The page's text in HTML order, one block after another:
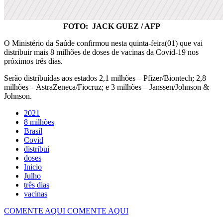
FOTO: JACK GUEZ / AFP
O Ministério da Saúde confirmou nesta quinta-feira(01) que vai
distribuir mais 8 milhões de doses de vacinas da Covid-19 nos
próximos três dias.
Serão distribuídas aos estados 2,1 milhões – Pfizer/Biontech; 2,8
milhões – AstraZeneca/Fiocruz; e 3 milhões – Janssen/Johnson &
Johnson.
2021
8 milhões
Covid
distribui
doses
Inicio
Julho
três dias
vacinas
COMENTE AQUI COMENTE AQUI